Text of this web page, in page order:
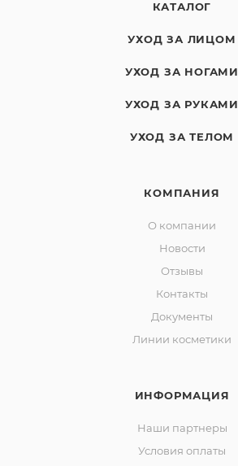
КАТАЛОГ
УХОД ЗА ЛИЦОМ
УХОД ЗА НОГАМИ
УХОД ЗА РУКАМИ
УХОД ЗА ТЕЛОМ
КОМПАНИЯ
О компании
Новости
Отзывы
Контакты
Документы
Линии косметики
ИНФОРМАЦИЯ
Наши партнеры
Условия оплаты